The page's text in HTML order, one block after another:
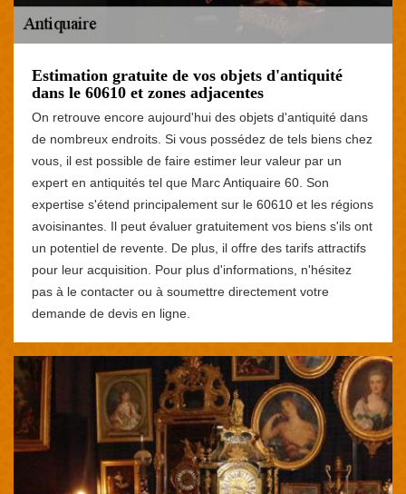
Estimation gratuite de vos objets d'antiquité
dans le 60610 et zones adjacentes
On retrouve encore aujourd'hui des objets d'antiquité dans
de nombreux endroits. Si vous possédez de tels biens chez
vous, il est possible de faire estimer leur valeur par un
expert en antiquités tel que Marc Antiquaire 60. Son
expertise s'étend principalement sur le 60610 et les régions
avoisinantes. Il peut évaluer gratuitement vos biens s'ils ont
un potentiel de revente. De plus, il offre des tarifs attractifs
pour leur acquisition. Pour plus d'informations, n'hésitez
pas à le contacter ou à soumettre directement votre
demande de devis en ligne.